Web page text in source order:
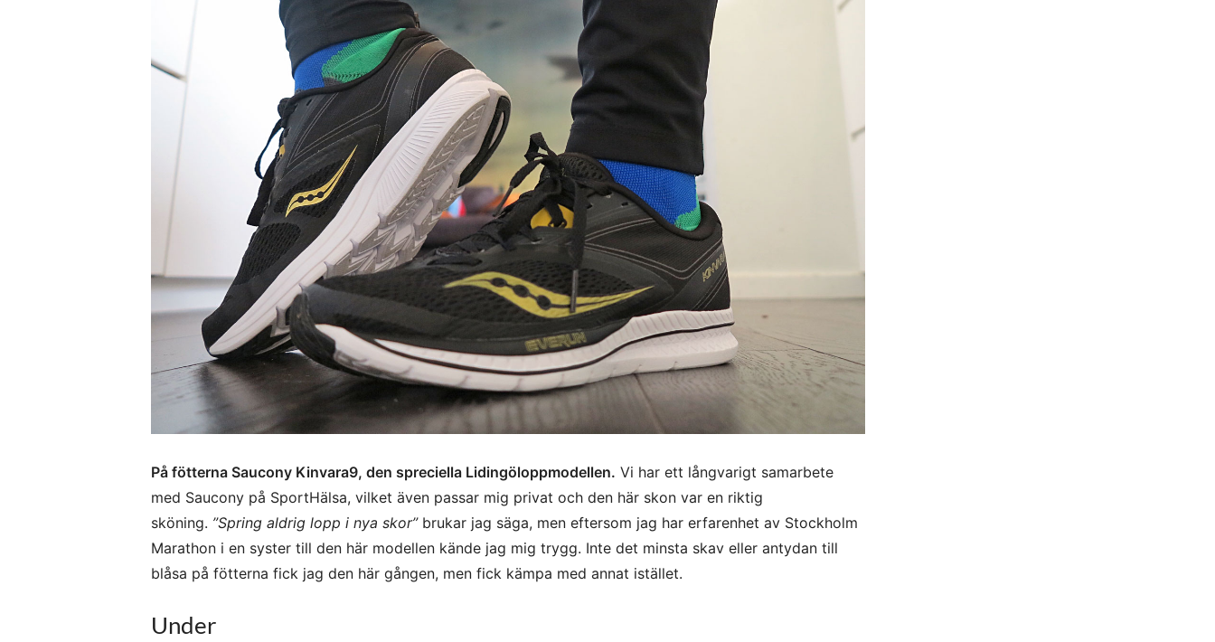
På fötterna Saucony Kinvara9, den spreciella Lidingöloppmodellen. Vi har ett långvarigt samarbete
med Saucony på SportHälsa, vilket även passar mig privat och den här skon var en riktig
sköning. ”Spring aldrig lopp i nya skor”brukar jag säga, men eftersom jag har erfarenhet av Stockholm
Marathon i en syster till den här modellen kände jag mig trygg. Inte det minsta skav eller antydan till
blåsa på fötterna fick jag den här gången, men fick kämpa med annat istället.
Under